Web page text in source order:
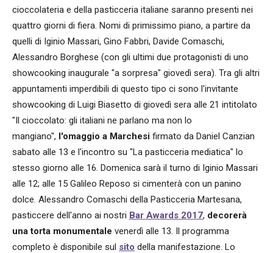
cioccolateria e della pasticceria italiane saranno presenti nei
quattro giorni di fiera. Nomi di primissimo piano, a partire da
quelli di Iginio Massari, Gino Fabbri, Davide Comaschi,
Alessandro Borghese (con gli ultimi due protagonisti di uno
showcooking inaugurale "a sorpresa" giovedì sera). Tra gli altri
appuntamenti imperdibili di questo tipo ci sono l'invitante
showcooking di Luigi Biasetto di giovedì sera alle 21 intitolato
"Il cioccolato: gli italiani ne parlano ma non lo
mangiano", l'omaggio a Marchesi firmato da Daniel Canzian
sabato alle 13 e l'incontro su "La pasticceria mediatica" lo
stesso giorno alle 16. Domenica sarà il turno di Iginio Massari
alle 12; alle 15 Galileo Reposo si cimenterà con un panino
dolce. Alessandro Comaschi della Pasticceria Martesana,
pasticcere dell'anno ai nostri Bar Awards 2017, decorerà
una torta monumentale venerdì alle 13. Il programma
completo è disponibile sul sito della manifestazione. Lo